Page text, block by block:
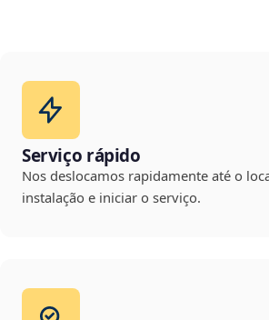
Serviço rápido
Nos deslocamos rapidamente até o
instalação e iniciar o serviço.